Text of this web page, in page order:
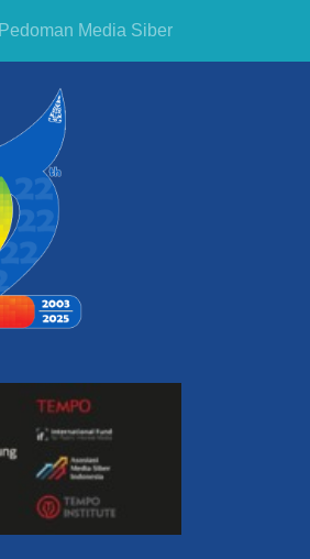
Pedoman Media Siber